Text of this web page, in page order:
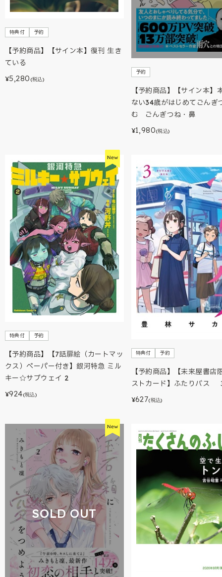
特典付 予約
【予約商品】【サイン本】復刊 生き
ている
¥5,280 (税込)
予約
【予約商品】【サイン本】
ない34歳がはじめてごんぎ
む ごんぎつね・鼻
¥1,980(税込)
特典付 予約
【予約商品】【7話扉絵（カートマッ
クス）ペーパー付き】銀河特急 ミル
キー☆サブウェイ 2
¥924(税込)
特典付 予約
【予約商品】【未来屋書店
ストカード】ふたりバス
¥627(税込)
SOLD OUT